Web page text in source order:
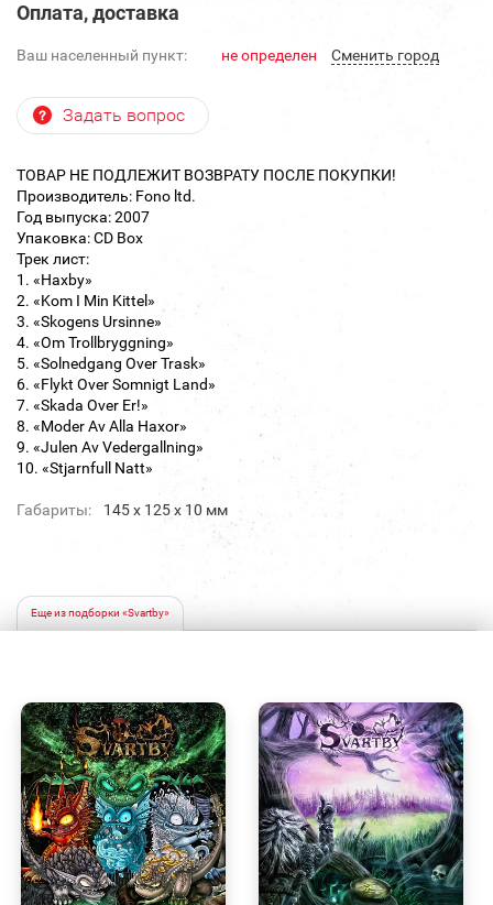
Оплата, доставка
Ваш населенный пункт: не определен Cменить город
Задать вопрос
ТОВАР НЕ ПОДЛЕЖИТ ВОЗВРАТУ ПОСЛЕ ПОКУПКИ!
Производитель: Fono ltd.
Год выпуска: 2007
Упаковка: CD Box
Трек лист:
1. «Haxby»
2. «Kom I Min Kittel»
3. «Skogens Ursinne»
4. «Om Trollbryggning»
5. «Solnedgang Over Trask»
6. «Flykt Over Somnigt Land»
7. «Skada Over Er!»
8. «Moder Av Alla Haxor»
9. «Julen Av Vedergallning»
10. «Stjarnfull Natt»
Габариты: 145 х 125 х 10 мм
Еще из подборки «Svartby»